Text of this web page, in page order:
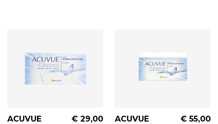
ACUVUE € 29,00 ACUVUE € 55,00